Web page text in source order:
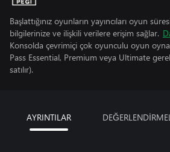
Başlattığınız oyunların yayıncıları oyun
bilgilerinize ve ilişkili verilere erişim sağlar.
Konsolda çevrimiçi çok oyunculu oyun
Pass Essential, Premium veya Ultimate
satılır).
AYRINTILAR